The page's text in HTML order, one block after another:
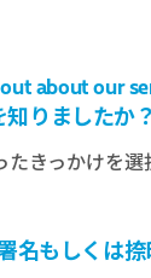
about our
りましたか
たきっかけを
名もしくは捺